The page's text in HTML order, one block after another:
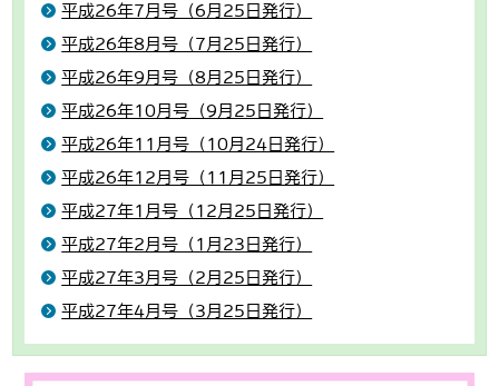
平成26年7月号（6月25日発行）
平成26年8月号（7月25日発行）
平成26年9月号（8月25日発行）
平成26年10月号（9月25日発行）
平成26年11月号（10月24日発行）
平成26年12月号（11月25日発行）
平成27年1月号（12月25日発行）
平成27年2月号（1月23日発行）
平成27年3月号（2月25日発行）
平成27年4月号（3月25日発行）